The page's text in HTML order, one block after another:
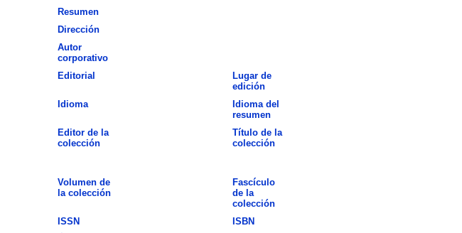
Resumen
Dirección
Autor
corporativo
Editorial
Lugar de
edición
Idioma
Idioma del
resumen
Editor de la
colección
Título de la
colección
Volumen de
la colección
Fascículo
de la
colección
ISSN ISBN